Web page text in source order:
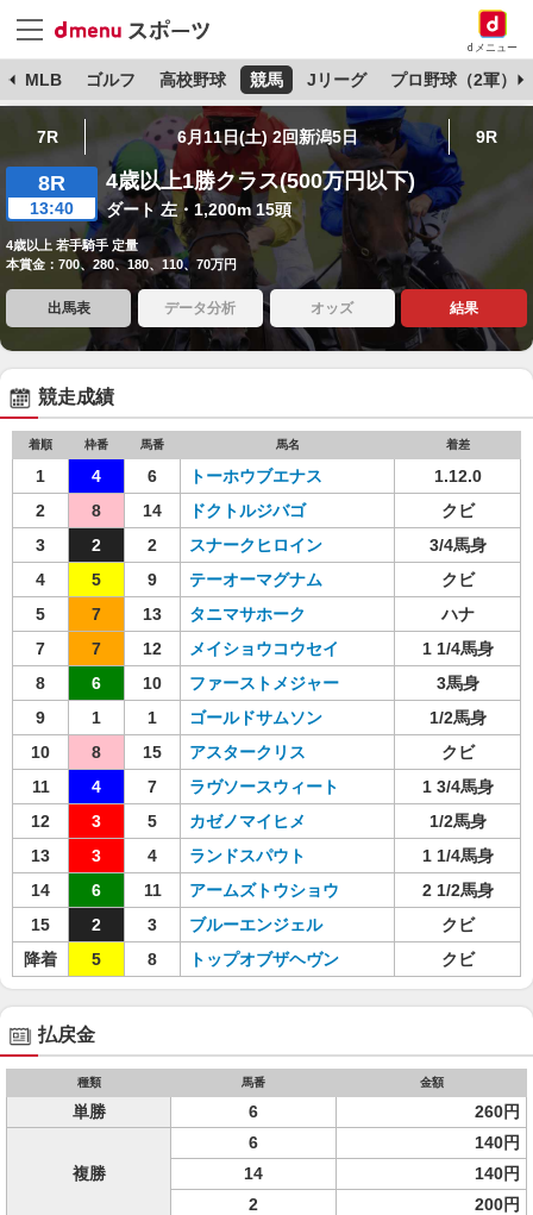
dメニュー
MLB ゴルフ 高校野球 競馬 Jリーグ プロ野球（2軍）
7R 6月11日(土) 2回新潟5日 9R
8R
13:40
4歳以上1勝クラス(500万円以下)
ダート 左・1,200m 15頭
4歳以上 若手騎手 定量
本賞金：700、280、180、110、70万円
出馬表 データ分析 オッズ 結果
競走成績
着順 枠番 馬番 馬名 着差
1 4 6 トーホウブエナス
1.12.0
2
8 14 ドクトルジバゴ
クビ
3
2 2 スナークヒロイン
3/4馬身
4
5 9 テーオーマグナム
クビ
5
7 13 タニマサホーク
ハナ
7
7 12 メイショウコウセイ
1 1/4馬身
8
6 10 ファーストメジャー
3馬身
9
1 1 ゴールドサムソン
1/2馬身
10
8 15 アスタークリス
クビ
11
4 7 ラヴソースウィート
1 3/4馬身
12
3 5 カゼノマイヒメ
1/2馬身
13
3 4 ランドスパウト
1 1/4馬身
14
6 11 アームズトウショウ
2 1/2馬身
15
2 3 ブルーエンジェル
クビ
降着
5 8 トップオブザヘヴン クビ
払戻金
種類 馬番 金額
単勝 6 260円
複勝
6
140円
14
140円
2
200円